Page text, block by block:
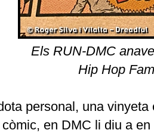
Els RUN-DMC
Hip Hop
personal, una
en DMC li diu a